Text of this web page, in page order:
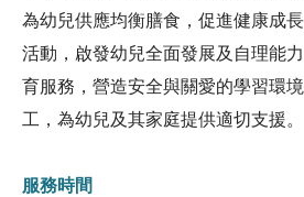
為幼兒供應均衡膳食，促進健康成
活動，啟發幼兒全面發展及自理能
育服務，營造安全與關愛的學習環
工，為幼兒及其家庭提供適切支援。
服務時間